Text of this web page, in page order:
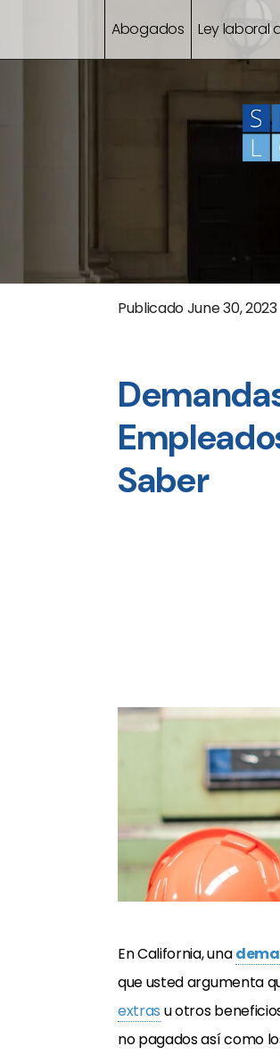
Abogados Ley laboral
PublicadoJune 30, 2023
Saber
En California, una
que usted argumenta
extras u otros
no pagados así como